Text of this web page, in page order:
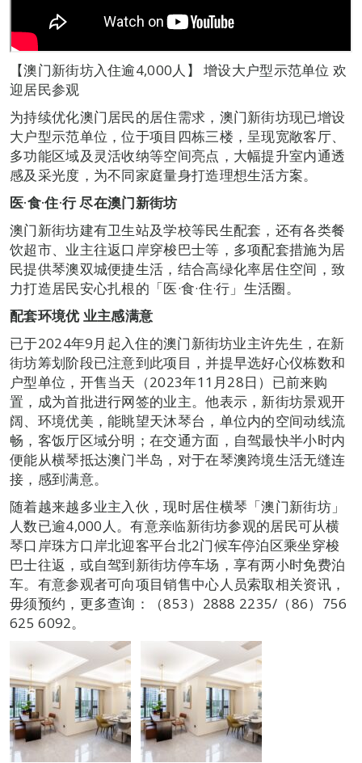
【澳门新街坊入住逾4,000人】 增设大户型示范单位 欢
迎居民参观
为持续优化澳门居民的居住需求，澳门新街坊现已增设
大户型示范单位，位于项目四栋三楼，呈现宽敞客厅、
多功能区域及灵活收纳等空间亮点，大幅提升室内通透
感及采光度，为不同家庭量身打造理想生活方案。
医·食·住·行尽在澳门新街坊
澳门新街坊建有卫生站及学校等民生配套，还有各类餐
饮超市、业主往返口岸穿梭巴士等，多项配套措施为居
民提供琴澳双城便捷生活，结合高绿化率居住空间，致
力打造居民安心扎根的「医·食·住·行」生活圈。
配套环境优业主感满意
已于2024年9月起入住的澳门新街坊业主许先生，在新
街坊筹划阶段已注意到此项目，并提早选好心仪栋数和
户型单位，开售当天（2023年11月28日）已前来购
置，成为首批进行网签的业主。他表示，新街坊景观开
阔、环境优美，能眺望天沐琴台，单位内的空间动线流
畅，客饭厅区域分明；在交通方面，自驾最快半小时内
便能从横琴抵达澳门半岛，对于在琴澳跨境生活无缝连
接，感到满意。
随着越来越多业主入伙，现时居住横琴「澳门新街坊」
人数已逾4,000人。有意亲临新街坊参观的居民可从横
琴口岸珠方口岸北迎客平台北2门候车停泊区乘坐穿梭
巴士往返，或自驾到新街坊停车场，享有两小时免费泊
车。有意参观者可向项目销售中心人员索取相关资讯，
毋须预约，更多查询：（853）2888 2235/（86）756
625 6092。